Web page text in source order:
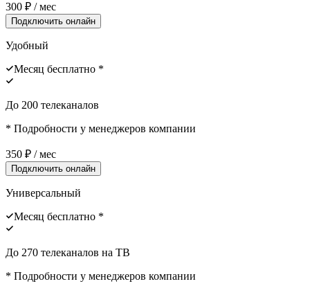
300 ₽ / мес
Подключить онлайн
Удобный
Месяц бесплатно *
До 200 телеканалов
* Подробности у менеджеров компании
350 ₽ / мес
Подключить онлайн
Универсальный
Месяц бесплатно *
До 270 телеканалов на ТВ
* Подробности у менеджеров компании